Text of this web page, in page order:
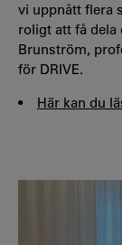
vi uppnått flera
roligt att få dela
Brunström,
för DRIVE.
• Här kan du